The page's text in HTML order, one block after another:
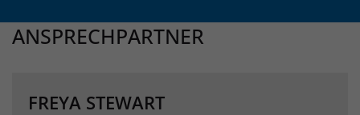
ANSPRECHPARTNER
FREYA STEWART